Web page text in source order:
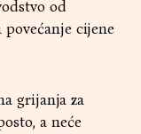
od
cijene
grijanja za
a neće